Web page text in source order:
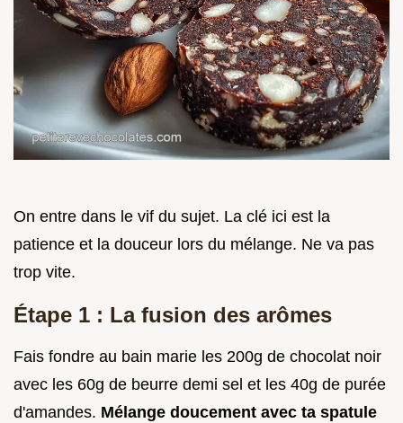
On entre dans le vif du sujet. La clé ici est la
patience et la douceur lors du mélange. Ne va pas
trop vite.
Étape 1 : La fusion des arômes
Fais fondre au bain marie les 200g de chocolat noir
avec les 60g de beurre demi sel et les 40g de purée
d'amandes. Mélange doucement avec ta spatule